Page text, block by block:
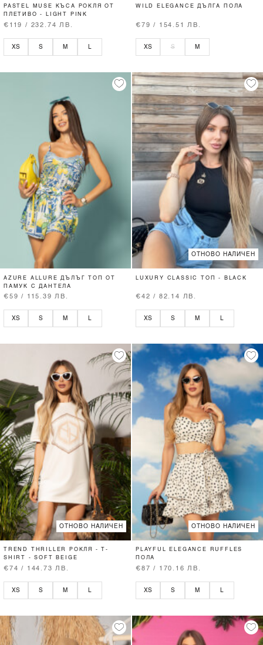
PASTEL MUSE КЪСА РОКЛЯ ОТ
ПЛЕТИВО - LIGHT PINK
€119 / 232.74 ЛВ.
XS S M
WILD ELEGANCE ДЪЛГА ПОЛА
€79 / 154.51 ЛВ.
XS S M
AZURE ALLURE ДЪЛЪГ ТОП ОТ
ПАМУК С ДАНТЕЛА
€59 / 115.39 ЛВ.
XS S M L
ОТНОВО НАЛИЧЕН
LUXURY CLASSIC ТОП - BLACK
€42 / 82.14 ЛВ.
XS S M L
ОТНОВО НАЛИЧЕН
TREND THRILLER РОКЛЯ - T-
SHIRT - SOFT BEIGE
€74 / 144.73 ЛВ.
XS S M
ОТНОВО НАЛИЧЕН
PLAYFUL ELEGANCE RUFFLES
ПОЛА
€87 / 170.16 ЛВ.
XS S M